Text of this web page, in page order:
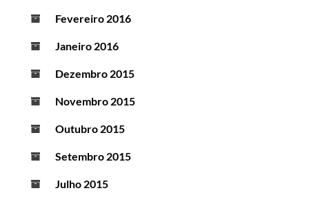
Fevereiro 2016
Janeiro 2016
Dezembro 2015
Novembro 2015
Outubro 2015
Setembro 2015
Julho 2015